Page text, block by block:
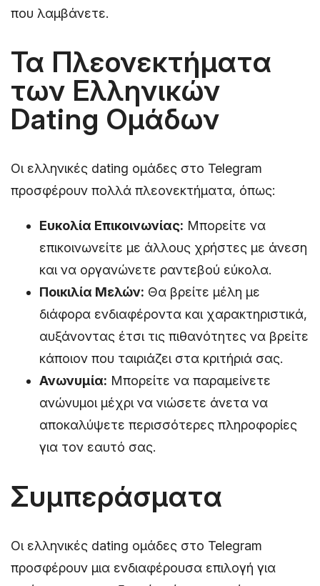
που λαμβάνετε.
Τα Πλεονεκτήματα
των Ελληνικών
Dating Ομάδων
Οι ελληνικές dating ομάδες στο Telegram
προσφέρουν πολλά πλεονεκτήματα, όπως:
Ευκολία Επικοινωνίας: Μπορείτε να
επικοινωνείτε με άλλους χρήστες με άνεση
και να οργανώνετε ραντεβού εύκολα.
Ποικιλία Μελών: Θα βρείτε μέλη με
διάφορα ενδιαφέροντα και χαρακτηριστικά,
αυξάνοντας έτσι τις πιθανότητες να βρείτε
κάποιον που ταιριάζει στα κριτήριά σας.
Ανωνυμία: Μπορείτε να παραμείνετε
ανώνυμοι μέχρι να νιώσετε άνετα να
αποκαλύψετε περισσότερες πληροφορίες
για τον εαυτό σας.
Συμπεράσματα
Οι ελληνικές dating ομάδες στο Telegram
προσφέρουν μια ενδιαφέρουσα επιλογή για